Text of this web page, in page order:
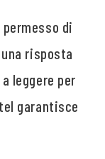
di
risposta
leggere per
garantisce